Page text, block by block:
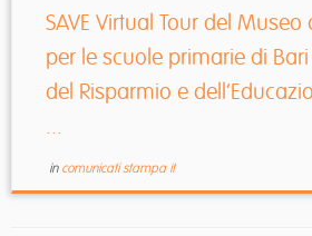
SAVE Virtual Tour del
per le scuole primarie di
del Risparmio e
...
in comunicati stampa it